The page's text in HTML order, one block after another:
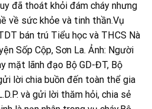
đã thoát khỏi đám cháy nhưng
về sức khỏe và tinh thần.Vụ
bán trú Tiểu học và THCS Nà
Sốp Cộp, Sơn La. Ảnh: Người
mặt lãnh đạo Bộ GD-ĐT, Bộ
lời chia buồn đến toàn thể gia
và gửi lời thăm hỏi, chia sẻ